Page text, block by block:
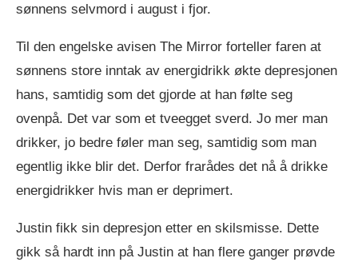
sønnens selvmord i august i fjor.
Til den engelske avisen The Mirror forteller faren at
sønnens store inntak av energidrikk økte depresjonen
hans, samtidig som det gjorde at han følte seg
ovenpå. Det var som et tveegget sverd. Jo mer man
drikker, jo bedre føler man seg, samtidig som man
egentlig ikke blir det. Derfor frarådes det nå å drikke
energidrikker hvis man er deprimert.
Justin fikk sin depresjon etter en skilsmisse. Dette
gikk så hardt inn på Justin at han flere ganger prøvde